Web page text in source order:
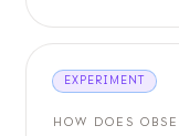
EXPERIMENT
HOW DOES